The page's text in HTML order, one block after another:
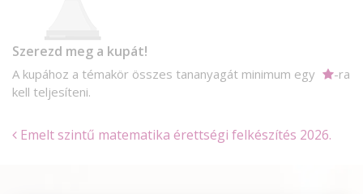
Szerezd meg a kupát!
A kupához a témakör összes tananyagát minimum egy
-ra
kell teljesíteni.
Emelt szintű matematika érettségi felkészítés 2026.